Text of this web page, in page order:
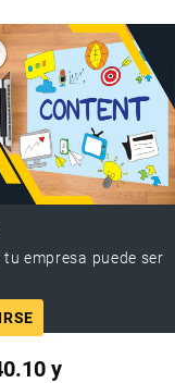
empresa puede ser
y